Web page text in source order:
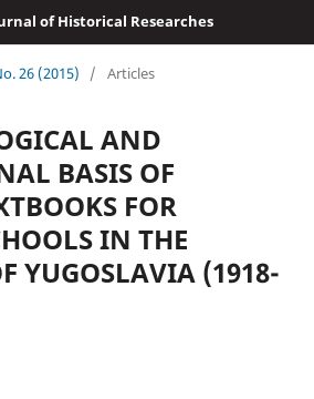
of Historical Researches
26 (2015) / Articles
AND
BASIS OF
FOR
IN THE
YUGOSLAVIA (1918-